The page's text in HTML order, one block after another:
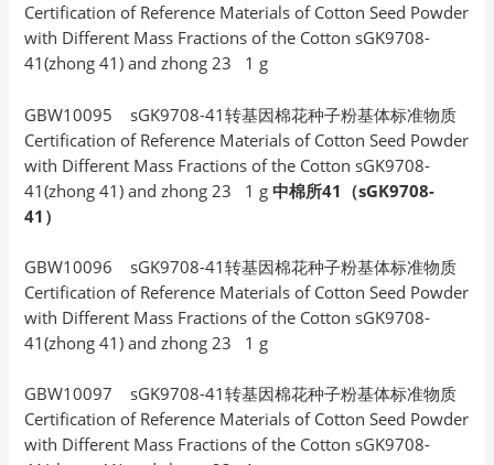
Certification of Reference Materials of Cotton Seed Powder
with Different Mass Fractions of the Cotton sGK9708-
41(zhong 41) and zhong 23 1 g
GBW10095 sGK9708-41转基因棉花种子粉基体标准物质
Certification of Reference Materials of Cotton Seed Powder
with Different Mass Fractions of the Cotton sGK9708-
41(zhong 41) and zhong 23 1 g中棉所41（sGK9708-
41）
GBW10096 sGK9708-41转基因棉花种子粉基体标准物质
Certification of Reference Materials of Cotton Seed Powder
with Different Mass Fractions of the Cotton sGK9708-
41(zhong 41) and zhong 23 1 g
GBW10097 sGK9708-41转基因棉花种子粉基体标准物质
Certification of Reference Materials of Cotton Seed Powder
with Different Mass Fractions of the Cotton sGK9708-